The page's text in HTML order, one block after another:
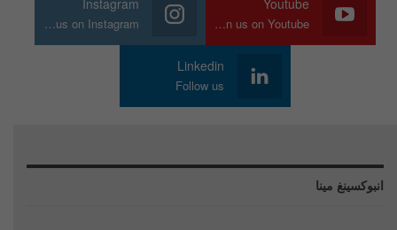
Join us on Youtube
Join us on Instagram
Linkedin
Follow us
انبوكسينغ مينا